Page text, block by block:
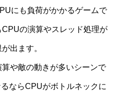
にも負荷がかかるゲームで
の演算やスレッド処理が
出ます。
や敵の動きが多いシーンで
ならCPUがボトルネックに